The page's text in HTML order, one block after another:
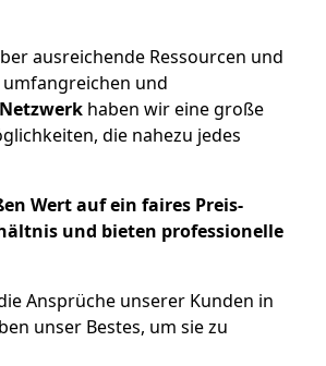
ausreichende Ressourcen und
und
haben wir eine große
die nahezu jedes
Wert auf ein faires Preis-
und bieten professionelle
Ansprüche unserer Kunden in
unser Bestes, um sie zu